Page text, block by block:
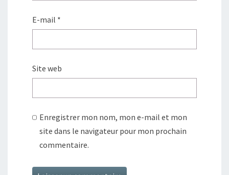
E-mail *
Site web
Enregistrer mon nom, mon e-mail et mon
site dans le navigateur pour mon prochain
commentaire.